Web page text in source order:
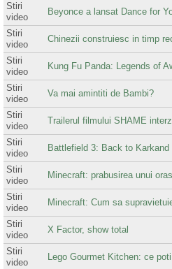
Stiri
video
Beyonce a lansat Dance for
Stiri
video
Chinezii construiesc in timp
Stiri
video
Kung Fu Panda: Legends of
Stiri
video
Va mai amintiti de Bambi?
Stiri
video
Trailerul filmului SHAME
Stiri
video
Battlefield 3: Back to
Stiri
video
Minecraft: prabusirea unui oras
Stiri
video
Minecraft: Cum sa
Stiri
video
X Factor, show total
Stiri
video
Lego Gourmet Kitchen: ce